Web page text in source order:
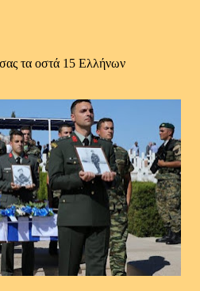
τα οστά 15 Ελλήνων